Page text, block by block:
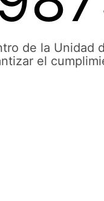
de la Unidad
el